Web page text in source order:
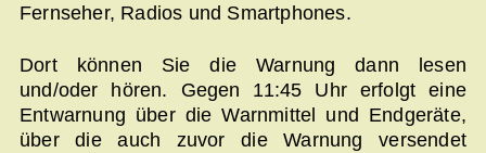
Fernseher, Radios und Smartphones.
Dort können Sie die Warnung dann lesen
und/oder hören. Gegen 11:45 Uhr erfolgt eine
Entwarnung über die Warnmittel und Endgeräte,
über die auch zuvor die Warnung versendet